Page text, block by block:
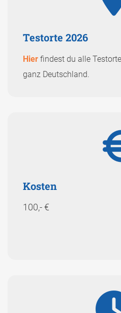
Testorte 2026
Hier findest du alle
ganz Deutschland.
Kosten
100,- €